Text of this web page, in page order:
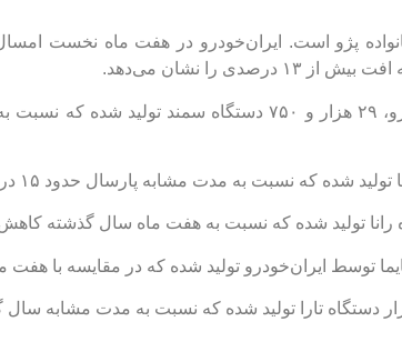
را نشان می‌دهد.